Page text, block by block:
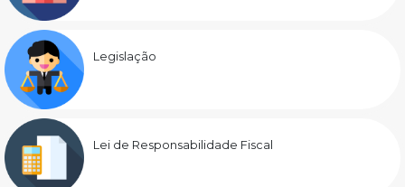
Legislação
Lei de Responsabilidade Fiscal